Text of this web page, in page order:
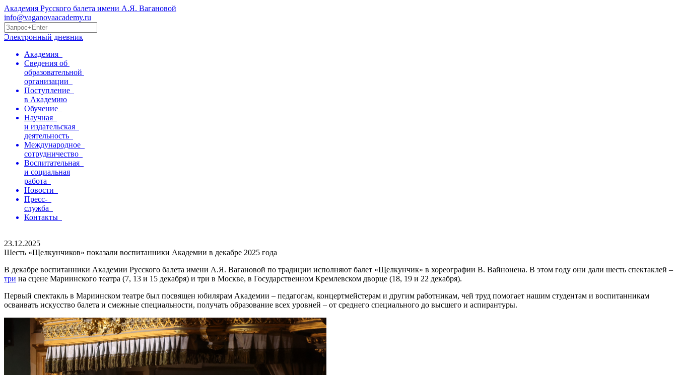
Академия Русского балета имени А.Я. Вагановой
info@vaganovaacademy.ru
Электронный дневник
Академия
Сведения об
образовательной
организации
Поступление
в Академию
Обучение
Научная
и издательская
деятельность
Международное
сотрудничество
Воспитательная
и социальная
работа
Новости
Пресс-
служба
Контакты
23.12.2025
Шесть «Щелкунчиков» показали воспитанники Академии в декабре 2025 года
В декабре воспитанники Академии Русского балета имени А.Я. Вагановой по традиции исполняют балет «Щелкунчик» в хореографии В. Вайнонена. В этом году они дали шесть спектаклей –
три на сцене Мариинского театра (7, 13 и 15 декабря) и три в Москве, в Государственном Кремлевском дворце (18, 19 и 22 декабря).
Первый спектакль в Мариинском театре был посвящен юбилярам Академии – педагогам, концертмейстерам и другим работникам, чей труд помогает нашим студентам и воспитанникам
осваивать искусство балета и смежные специальности, получать образование всех уровней – от среднего специального до высшего и аспирантуры.